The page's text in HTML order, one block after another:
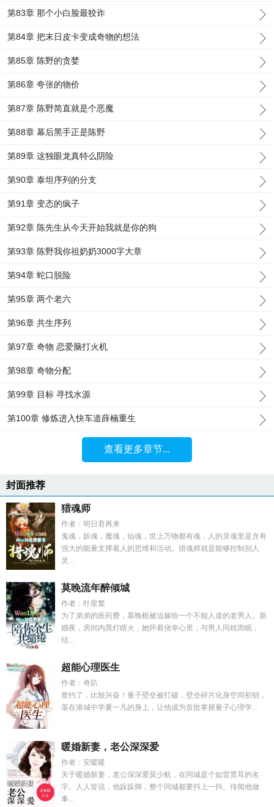
第83章 那个小白脸最狡诈
第84章 把末日皮卡变成奇物的想法
第85章 陈野的贪婪
第86章 夸张的物价
第87章 陈野简直就是个恶魔
第88章 幕后黑手正是陈野
第89章 这独眼龙真特么阴险
第90章 泰坦序列的分支
第91章 变态的疯子
第92章 陈先生从今天开始我就是你的狗
第93章 陈野我你祖奶奶3000字大章
第94章 蛇口脱险
第95章 两个老六
第96章 共生序列
第97章 奇物 恋爱脑打火机
第98章 奇物分配
第99章 目标 寻找水源
第100章 修炼进入快车道薛楠重生
查看更多章节...
封面推荐
猎魂师
作者：明日君再来
鬼魂，妖魂，魔魂，仙魂，世上万物都有魂，人的灵魂里是含有
强大的能量支撑着人的思维和活动。猎魂师就是能够控制别人
灵...
莫晚流年醉倾城
作者：叶星繁
为了弟弟的医药费，慕晚栀被迫嫁给一个不能人道的老男人。新
婚夜，房间内黑灯瞎火，她怀着侥幸心里，与男人同枕而眠，
结...
超能心理医生
作者：奇趴
签约了，比较兴奋！量子壁垒被打破，壁垒碎片化身空间初钥，
落在港城中学夏一凡的身上，让他成为首批掌握量子心理学...
暖婚新妻，老公深深爱
作者：安暖暖
关于暖婚新妻，老公深深爱莫少航，在同城是个如雷贯耳的名
字。人人皆说，他跺跺脚，整个同城都要抖上一抖。传闻他做
事...